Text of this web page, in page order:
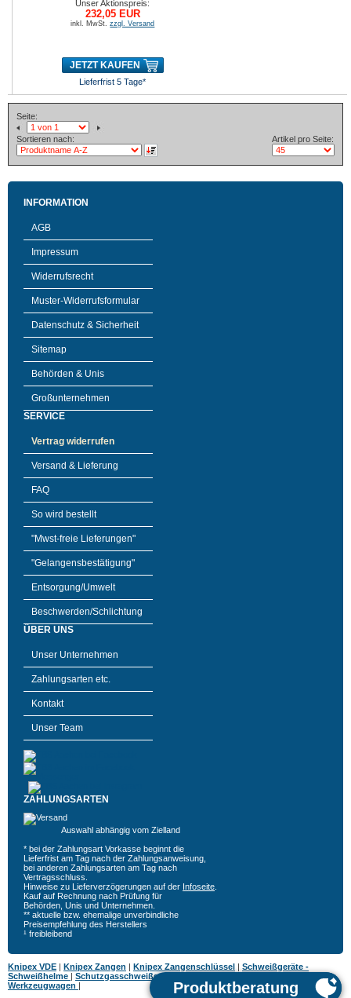
Unser Aktionspreis:
232,05 EUR
inkl. MwSt.zzgl. Versand
JETZT KAUFEN
Lieferfrist 5 Tage*
Seite:
Sortieren nach: Artikel pro Seite:
INFORMATION
AGB
Impressum
Widerrufsrecht
Muster-Widerrufsformular
Datenschutz & Sicherheit
Sitemap
Behörden & Unis
Großunternehmen
SERVICE
Vertrag widerrufen
Versand & Lieferung
FAQ
So wird bestellt
"Mwst-freie Lieferungen"
"Gelangensbestätigung"
Entsorgung/Umwelt
Beschwerden/Schlichtung
ÜBER UNS
Unser Unternehmen
Zahlungsarten etc.
Kontakt
Unser Team
ZAHLUNGSARTEN
Auswahl abhängig vom Zielland
* bei der Zahlungsart Vorkasse beginnt die
Lieferfrist am Tag nach der Zahlungsanweisung,
bei anderen Zahlungsarten am Tag nach
Vertragsschluss.
Hinweise zu Lieferverzögerungen auf der Infoseite
Kauf auf Rechnung nach Prüfung für
Behörden, Unis und Unternehmen.
** aktuelle bzw. ehemalige unverbindliche
Preisempfehlung des Herstellers
¹ freibleibend
Knipex VDE | Knipex Zangen | Knipex Zangenschlüssel | Schweißgeräte -
Schweißhelme | Schutzgasschweißgeräte
Werkzeugwagen |